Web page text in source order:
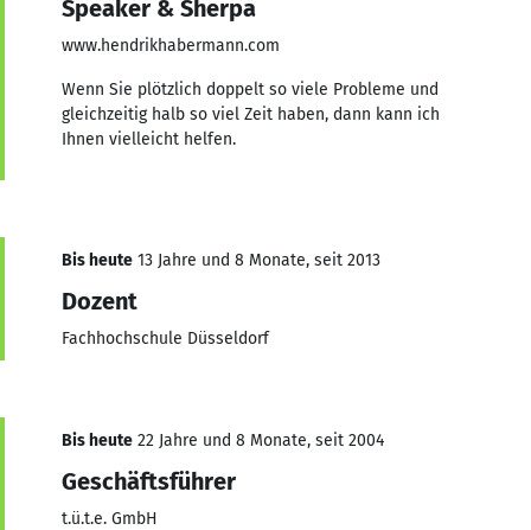
Speaker & Sherpa
www.hendrikhabermann.com
Wenn Sie plötzlich doppelt so viele Probleme und
gleichzeitig halb so viel Zeit haben, dann kann ich
Ihnen vielleicht helfen.
Bis heute 13 Jahre und 8 Monate, seit 2013
Dozent
Fachhochschule Düsseldorf
Bis heute 22 Jahre und 8 Monate, seit 2004
Geschäftsführer
t.ü.t.e. GmbH